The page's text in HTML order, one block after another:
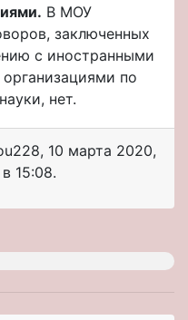
В МОУ
заключенных
с иностранными
по
нет.
, 10 марта 2020,
15:08.